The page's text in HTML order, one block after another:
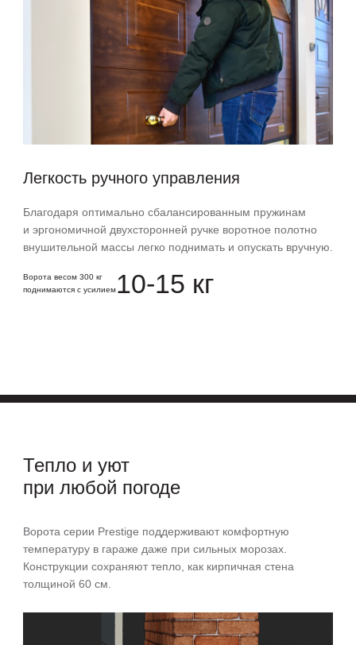
Легкость ручного управления
Благодаря оптимально сбалансированным пружинам
и эргономичной двухсторонней ручке воротное полотно
внушительной массы легко поднимать и опускать вручную.
Ворота весом 300 кг
поднимаются с усилием10-15 кг
Тепло и уют
при любой погоде
Ворота серии Prestige поддерживают комфортную
температуру в гараже даже при сильных морозах.
Конструкции сохраняют тепло, как кирпичная стена
толщиной 60 см.